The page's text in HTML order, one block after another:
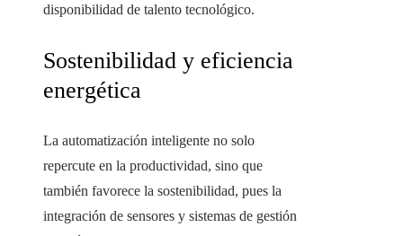
disponibilidad de talento tecnológico.
Sostenibilidad y eficiencia
energética
La automatización inteligente no solo
repercute en la productividad, sino que
también favorece la sostenibilidad, pues la
integración de sensores y sistemas de gestión